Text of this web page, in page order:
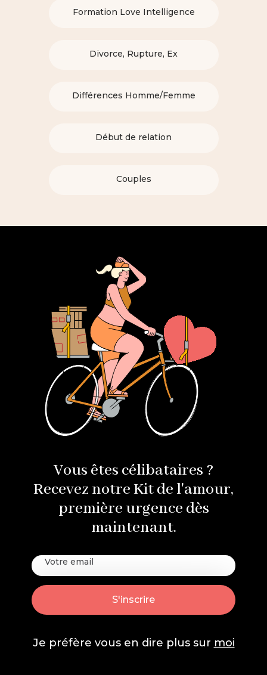
Formation Love Intelligence
Divorce, Rupture, Ex
Différences Homme/Femme
Début de relation
Couples
Vous êtes célibataires ?
Recevez notre Kit de l'amour,
première urgence dès
maintenant.
Je préfère vous en dire plus sur moi